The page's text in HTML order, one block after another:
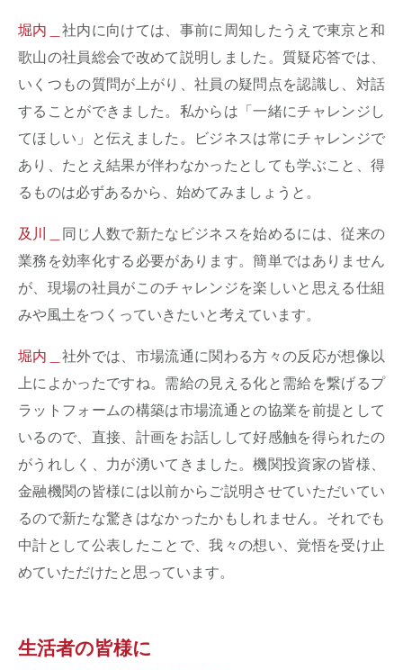
堀内＿ 社内に向けては、事前に周知したうえで東京と和
歌山の社員総会で改めて説明しました。質疑応答では、
いくつもの質問が上がり、社員の疑問点を認識し、対話
することができました。私からは「一緒にチャレンジし
てほしい」と伝えました。ビジネスは常にチャレンジで
あり、たとえ結果が伴わなかったとしても学ぶこと、得
るものは必ずあるから、始めてみましょうと。
及川＿
同じ人数で新たなビジネスを始めるには、従来の
業務を効率化する必要があります。簡単ではありません
が、現場の社員がこのチャレンジを楽しいと思える仕組
みや風土をつくっていきたいと考えています。
堀内＿ 社外では、市場流通に関わる方々の反応が想像以
上によかったですね。需給の見える化と需給を繋げるプ
ラットフォームの構築は市場流通との協業を前提として
いるので、直接、計画をお話しして好感触を得られたの
がうれしく、力が湧いてきました。機関投資家の皆様、
金融機関の皆様には以前からご説明させていただいてい
るので新たな驚きはなかったかもしれません。それでも
中計として公表したことで、我々の想い、覚悟を受け止
めていただけたと思っています。
生活者の皆様に